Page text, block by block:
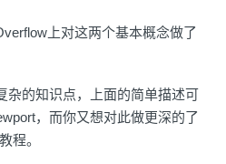
上对这两个基本概念做了
杂的知识点，上面的简单描述可
，而你又想对此做更深的了
程。